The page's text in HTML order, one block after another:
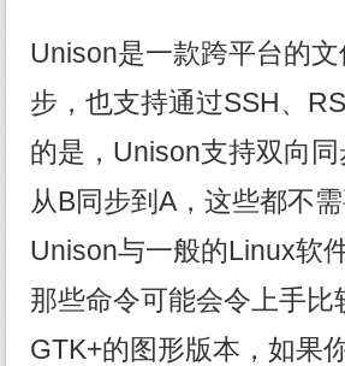
Unison是一款跨平台的
步，也支持通过SSH、
的是，Unison支持双向
从B同步到A，这些都不需
Unison与一般的Linux软
那些命令可能会令上手
GTK+的图形版本，如果